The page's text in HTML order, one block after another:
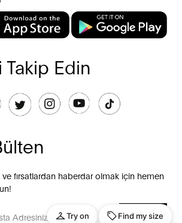
Takip Edin
fırsatlardan haberdar olmak için hemen
GÖNDER